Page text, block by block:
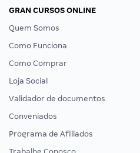
GRAN CURSOS ONLINE
Quem Somos
Como Funciona
Como Comprar
Loja Social
Validador de documentos
Conveniados
Programa de Afiliados